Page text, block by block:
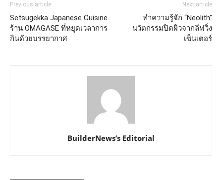
Previous article
Setsugekka Japanese Cuisine
ร้าน OMAGASE ที่หยุดเวลาการ
กินด้วยบรรยากาศ
Next article
ทำความรู้จัก “Neolith”
นวัตกรรมปิดผิวจากลีฟวิ่ง
เซ็นเตอร์
BuilderNews’s Editorial